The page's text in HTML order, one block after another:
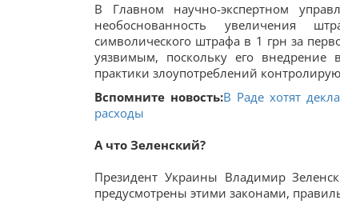
В Главном научно-экспертном
необоснованность увеличения
символического штрафа в 1 грн за
уязвимым, поскольку его внедрение
практики злоупотреблений
Вспомните новость:В Раде хотят
расходы
А что Зеленский?
Президент Украины Владимир
предусмотрены этими законами,